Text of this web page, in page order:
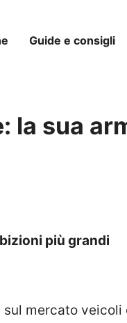
Guide e consigli
la sua
più grandi
mercato veicoli